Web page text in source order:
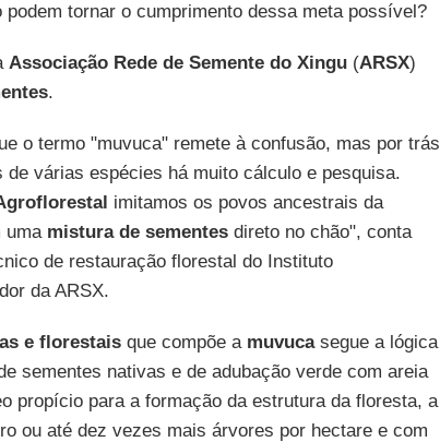
tornar o cumprimento dessa meta possível?
Associação Rede de Semente do Xingu(ARSX)
.
o termo "muvuca" remete à confusão, mas por trás
várias espécies há muito cálculo e pesquisa.
imitamos os povos ancestrais da
uma mistura de sementesdireto no chão", conta
de restauração florestal do Instituto
da ARSX.
e florestaisque compõe a muvucasegue a lógica
sementes nativas e de adubação verde com areia
propício para a formação da estrutura da floresta, a
ou até dez vezes mais árvores por hectare e com